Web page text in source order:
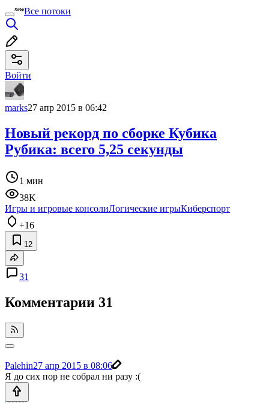
Все потоки
Войти
marks27 апр 2015 в 06:42
Новый рекорд по сборке Кубика
Рубика: всего 5,25 секунды
1 мин
38K
Игры и игровые консолиЛогические игрыКиберспорт
+16
12
31
Комментарии 31
Palehin27 апр 2015 в 08:06
Я до сих пор не собрал ни разу :(